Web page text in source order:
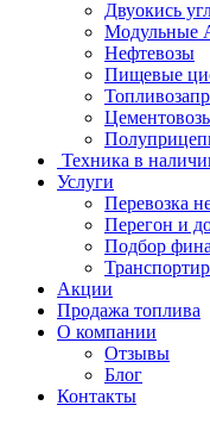
Двуокись
Модульные
Нефтевозы
Пищевые
Техника в
Услуги
Перевозка
Перегон и
Подбор
Акции
Продажа топлива
О компании
Отзывы
Блог
Контакты